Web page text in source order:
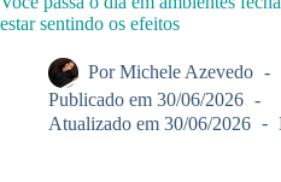
estar sentindo os efeitos
Por Michele Azevedo
Publicado em 30/06/2026
Atualizado em 30/06/2026